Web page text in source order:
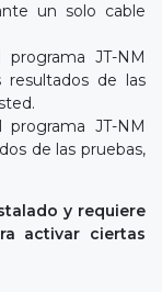
un solo cable
JT-NM
de las
.
JT-NM
de las pruebas,
y requiere
activar ciertas